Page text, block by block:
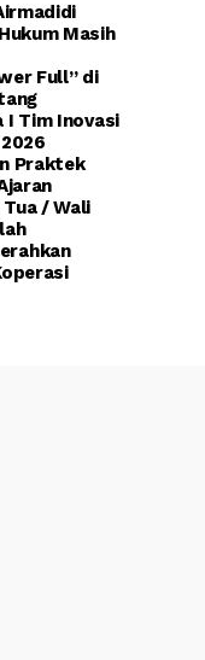
Masih
Full” di
I Tim Inovasi
Praktek
/ Wali